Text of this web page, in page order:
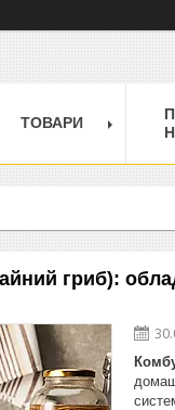
ТОВАРИ
гриб):